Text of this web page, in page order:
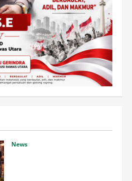
News